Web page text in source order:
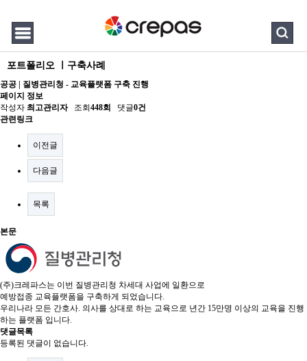
포트폴리오 ㅣ구축사례
공공 | 질병관리청 - 교육플랫폼 구축 진행
페이지 정보
작성자 최고관리자 조회 448회 댓글0건
관련링크
이전글
다음글
목록
본문
(주)크레파스는 이번 질병관리청 차세대 사업에 일환으로
예방접종 교육플랫폼을 구축하게 되었습니다.
우리나라 모든 간호사. 의사를 상대로 하는 교육으로 년간 15만명 이상의 교육을 진행
하는 플랫폼 입니다.
댓글목록
등록된 댓글이 없습니다.